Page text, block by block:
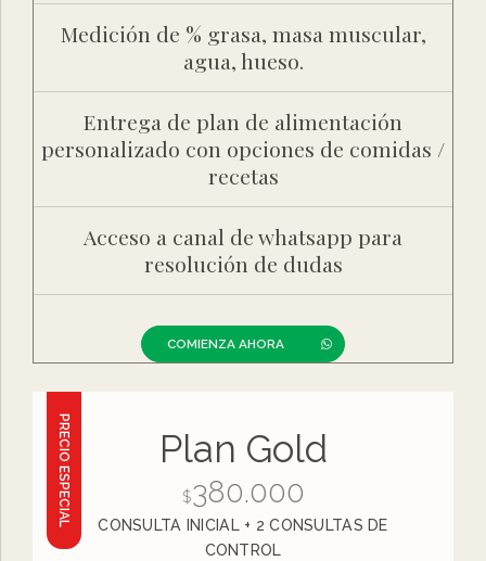
Medición de % grasa, masa muscular,
agua, hueso.
Entrega de plan de alimentación
personalizado con opciones de comidas /
recetas
Acceso a canal de whatsapp para
resolución de dudas
COMIENZA AHORA
PRECIO ESPECIAL Plan Gold
$380.000
CONSULTA INICIAL + 2 CONSULTAS DE
CONTROL